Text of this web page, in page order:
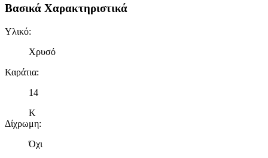
Βασικά Χαρακτηριστικά
Υλικό:
Χρυσό
Καράτια:
14
Κ
Δίχρωμη:
Όχι